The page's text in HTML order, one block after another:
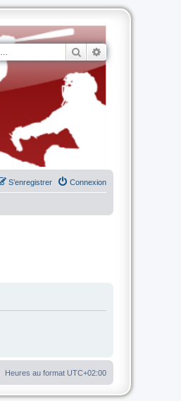
Rechercher
Connexion
S’enregistrer
Heures au format UTC+02:00